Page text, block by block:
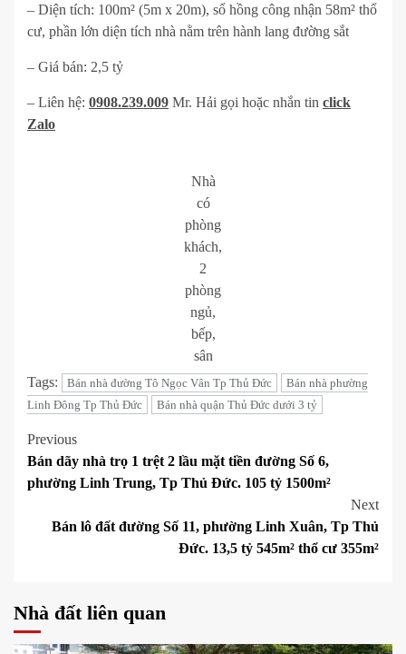
– Diện tích: 100m² (5m x 20m), sổ hồng công nhận 58m² thổ
cư, phần lớn diện tích nhà nằm trên hành lang đường sắt
– Giá bán: 2,5 tỷ
– Liên hệ: 0908.239.009 Mr. Hải gọi hoặc nhắn tin click
Zalo
Nhà
có
phòng
khách,
2
phòng
ngủ,
bếp,
sân
Tags:
Bán nhà đường Tô Ngọc Vân Tp Thủ Đức
Bán nhà phường
Linh Đông Tp Thủ Đức
Bán nhà quận Thủ Đức dưới 3 tỷ
Post
navigation
Previous
Bán dãy nhà trọ 1 trệt 2 lầu mặt tiền đường Số 6,
phường Linh Trung, Tp Thủ Đức. 105 tỷ 1500m²
Next
Bán lô đất đường Số 11, phường Linh Xuân, Tp Thủ
Đức. 13,5 tỷ 545m² thổ cư 355m²
Nhà đất liên quan